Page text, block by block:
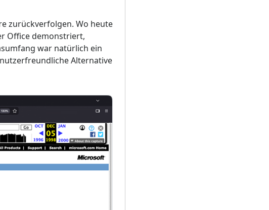
zurückverfolgen. Wo heute
Office demonstriert,
war natürlich ein
Alternative